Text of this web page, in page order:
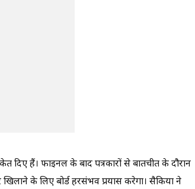
हैं। फाइनल के बाद पत्रकारों से बातचीत के दौरान
के लिए बोर्ड हरसंभव प्रयास करेगा। सैकिया ने